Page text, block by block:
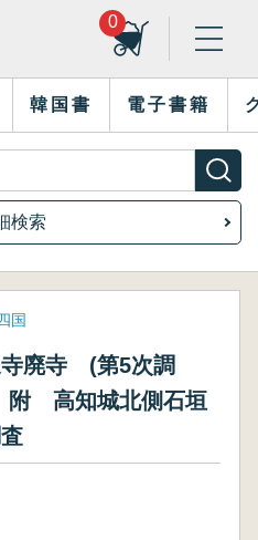
0
韓国書 電子書籍
検索
国
寺廃寺 (第5次調
高知城北側石垣